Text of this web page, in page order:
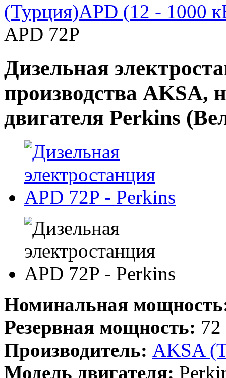
(Турция)APD (12 - 1000
APD 72P
Дизельная
производства AKSA,
двигателя Perkins
Номинальная
Резервная мощность:
Производитель: AKSA
Модель двигателя: